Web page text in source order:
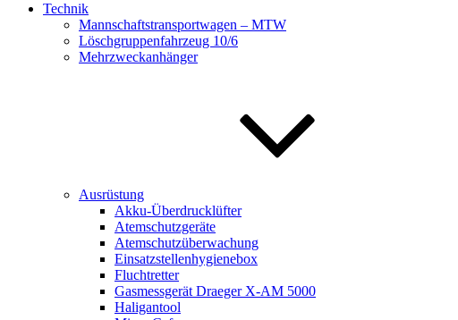
Technik
Mannschaftstransportwagen – MTW
Löschgruppenfahrzeug 10/6
Mehrzweckanhänger
Ausrüstung
Akku-Überdrucklüfter
Atemschutzgeräte
Atemschutzüberwachung
Einsatzstellenhygienebox
Fluchtretter
Gasmessgerät Draeger X-AM 5000
Haligantool